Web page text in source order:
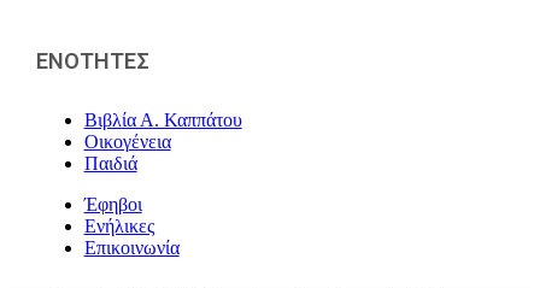
ΕΝΟΤΗΤΕΣ
Βιβλία Α. Καππάτου
Οικογένεια
Παιδιά
Έφηβοι
Ενήλικες
Επικοινωνία